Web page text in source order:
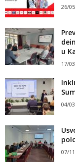
26/
u
17/
04/
07/